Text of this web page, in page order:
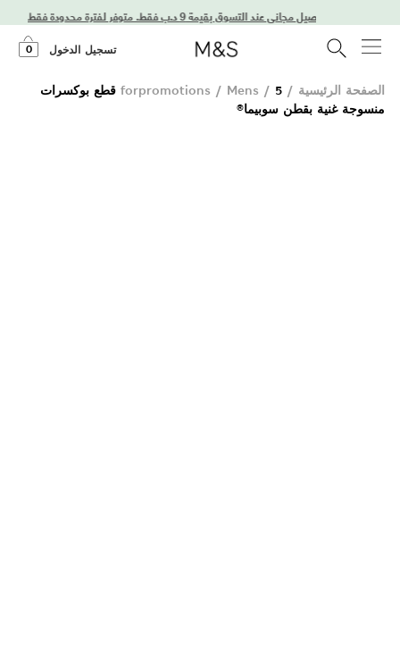
تسجيل الدخول 0
الصفحة الرئيسية /
forpromotions / Mens /
5 قطع بوكسرات
منسوجة غنية بقطن سوبيما®